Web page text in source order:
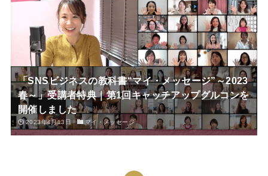
「SNSビジネスの教科書“マイ・メッセージ”～2023
春～」受講者特典｜第1回キャッチアップグルコンを
開催しました
2023年4月13日 マイ・メッセージ